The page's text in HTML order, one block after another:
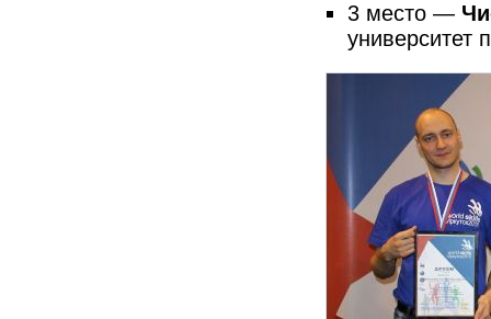
3 место —
университет